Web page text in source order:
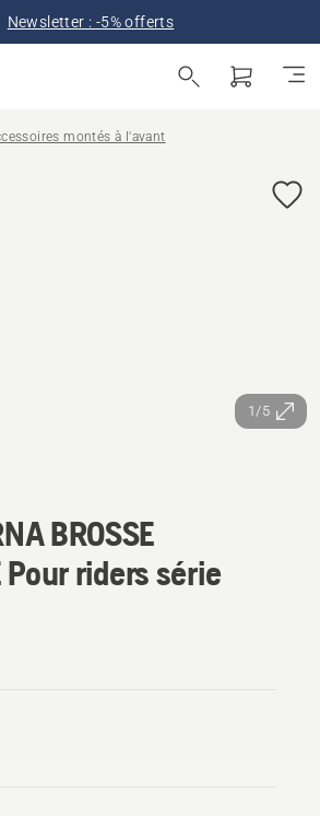
Newsletter : -5% offerts
montés à l'avant
1/5
BROSSE
Pour riders série